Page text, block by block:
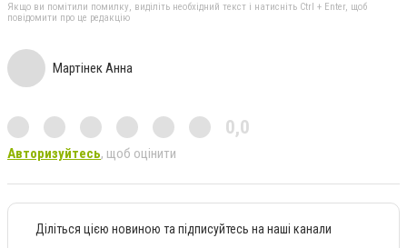
Якщо ви помітили помилку, виділіть необхідний текст і натисніть Ctrl + Enter, щоб
повідомити про це редакцію
Мартінек Анна
0,0
Авторизуйтесь, щоб оцінити
Діліться цією новиною та підписуйтесь на наші канали